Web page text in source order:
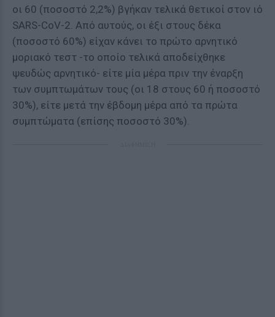
οι 60 (ποσοστό 2,2%) βγήκαν τελικά θετικοί στον ιό
SARS-CoV-2. Από αυτούς, οι έξι στους δέκα
(ποσοστό 60%) είχαν κάνει το πρώτο αρνητικό
μοριακό τεστ -το οποίο τελικά αποδείχθηκε
ψευδώς αρνητικό- είτε μία μέρα πριν την έναρξη
των συμπτωμάτων τους (οι 18 στους 60 ή ποσοστό
30%), είτε μετά την έβδομη μέρα από τα πρώτα
συμπτώματα (επίσης ποσοστό 30%).